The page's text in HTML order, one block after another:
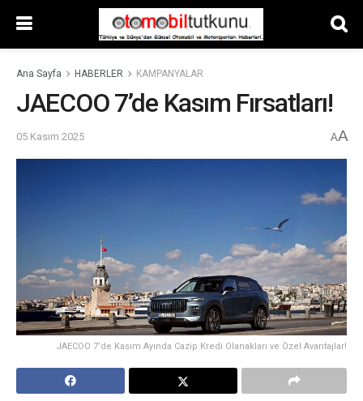
Ana Sayfa HABERLER KAMPANYALAR
JAECOO 7’de Kasım Fırsatları!
05 Kasım 2025 AA
JAECOO 7’de Kasım Ayında Cazip Kredi Olanakları ve Özel Avantajlar!